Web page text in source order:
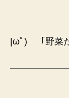
|ωﾟ) 「野菜